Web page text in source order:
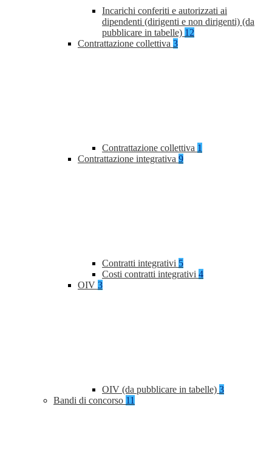
Incarichi conferiti e autorizzati ai
dipendenti (dirigenti e non dirigenti) (da
pubblicare in tabelle) 12
Contrattazione collettiva 3
Contrattazione collettiva 1
Contrattazione integrativa 9
Contratti integrativi 5
Costi contratti integrativi 4
OIV 3
OIV (da pubblicare in tabelle) 3
Bandi di concorso 11